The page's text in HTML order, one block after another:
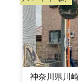
神奈川県川